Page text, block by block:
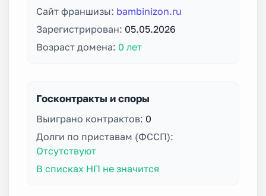
Сайт франшизы: bambinizon.ru
Зарегистрирован: 05.05.2026
Возраст домена: 0 лет
Госконтракты и споры
Выиграно контрактов: 0
Долги по приставам (ФССП):
Отсутствуют
В списках НП не значится